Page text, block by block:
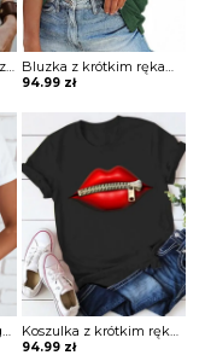
T-shirt o luźnym kroju z printem
94.99 zł
T-shirt dopasowany z guzikami Koszulka z krótkim rękawem z obrazkiem
94.99 zł